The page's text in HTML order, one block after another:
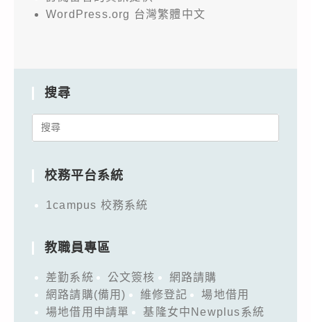
WordPress.org 台灣繁體中文
搜尋
Search
校務平台系統
1campus 校務系統
教職員專區
差勤系統 公文簽核
網路請購
網路請購(備用)
維修登記
場地借用
場地借用申請單
基隆女中Newplus系統